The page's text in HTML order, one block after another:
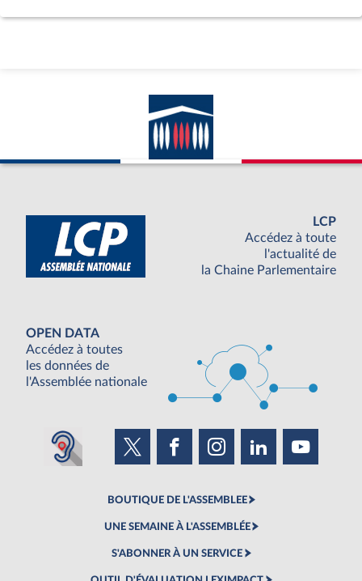
LCP
Accédez à toute
l'actualité de
la Chaine Parlementaire
OPEN DATA
Accédez à toutes
les données de
l'Assemblée nationale
BOUTIQUE DE L'ASSEMBLEE
UNE SEMAINE À L'ASSEMBLÉE
S'ABONNER À UN SERVICE